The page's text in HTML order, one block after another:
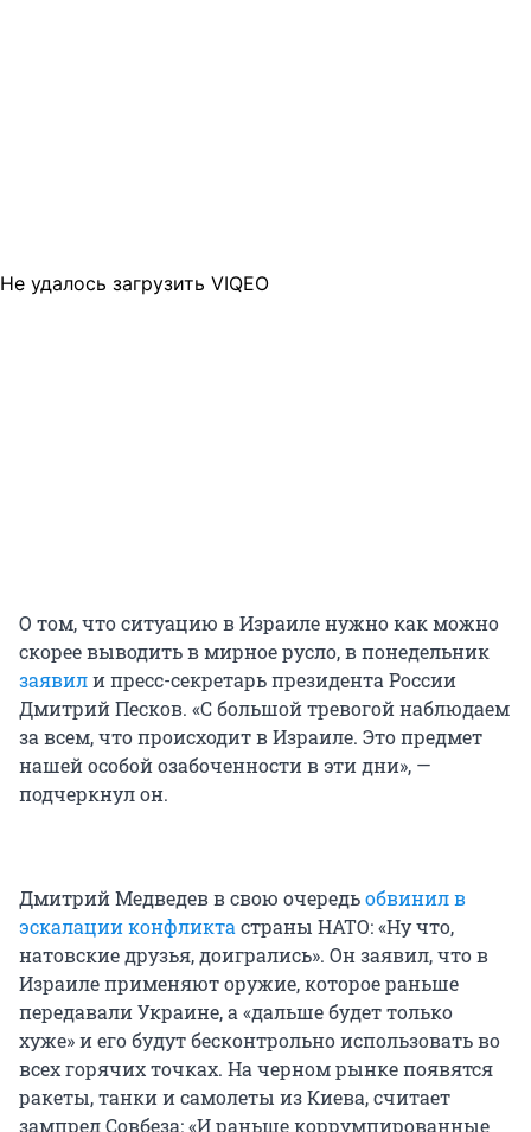
Не удалось загрузить VIQEO
О том, что ситуацию в Израиле нужно как можно
скорее выводить в мирное русло, в понедельник
заявили пресс-секретарь президента России
Дмитрий Песков. «С большой тревогой наблюдаем
за всем, что происходит в Израиле. Это предмет
нашей особой озабоченности в эти дни», —
подчеркнул он.
Дмитрий Медведев в свою очередьобвинил в
эскалации конфликтастраны НАТО: «Ну что,
натовские друзья, доигрались». Он заявил, что в
Израиле применяют оружие, которое раньше
передавали Украине, а «дальше будет только
хуже» и его будут бесконтрольно использовать во
всех горячих точках. На черном рынке появятся
ракеты, танки и самолеты из Киева, считает
зампред Совбеза: «И раньше коррумпированные